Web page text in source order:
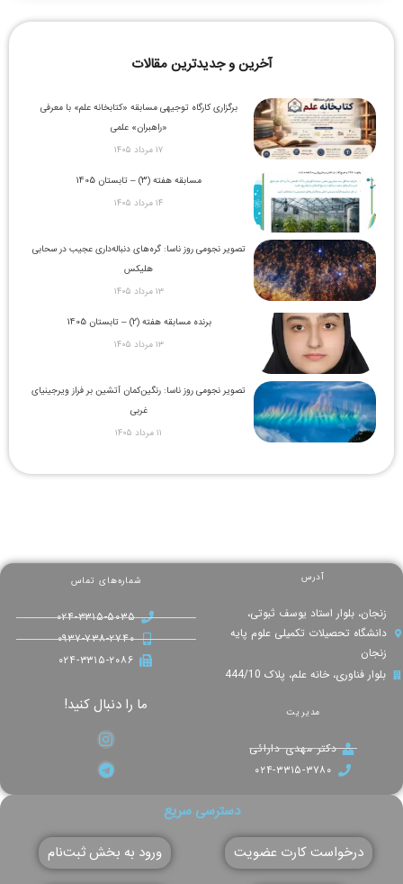
آخرین و جدیدترین مقالات
برگزاری کارگاه توجیهی مسابقه «کتابخانه علم» با معرفی
«راهبران» علمی
مسابقه هفته (3) – تابستان 1405
تصویر نجومی روز ناسا: گره‌های دنباله‌داری عجیب در سحابی
هلیکس
برنده مسابقه هفته (2) – تابستان 1405
تصویر نجومی روز ناسا: رنگین‌کمان آتشین بر فراز ویرجینیای
غربی
آدرس
زنجان، بلوار استاد یوسف ثبوتی،
دانشگاه تحصیلات تکمیلی علوم پایه
زنجان
بلوار فناوری، خانه علم، پلاک 444/10
شماره‌های تماس
۰۲۴-۳۳۱۵-۵۰۳۵
۰۹۳۷-۷۳۸-۲۷۴۰
۰۲۴-۳۳۱۵-۲۰۸۶
مدیریت
دکتر مهدی دارائی
۰۲۴-۳۳۱۵-۳۷۸۰
ما را دنبال کنید!
دسترسی سریع
درخواست کارت عضویت
ورود به بخش ثبت‌نام